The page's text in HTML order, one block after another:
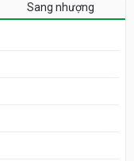
Sang nhượng